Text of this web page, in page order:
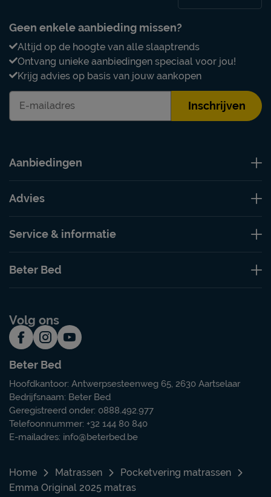
Geen enkele aanbieding missen?
Altijd op de hoogte van alle slaaptrends
Ontvang unieke aanbiedingen speciaal voor jou!
Krijg advies op basis van jouw aankopen
Inschrijven
Aanbiedingen
Advies
Service & informatie
Beter Bed
Volg ons
Beter Bed
Hoofdkantoor: Antwerpsesteenweg 65, 2630 Aartselaar
Bedrijfsnaam: Beter Bed
Geregistreerd onder: 0888.492.977
Telefoonnummer: +32 144 80 840
E-mailadres: info@beterbed.be
Home Matrassen
Pocketvering matrassen
Emma Original 2025 matras